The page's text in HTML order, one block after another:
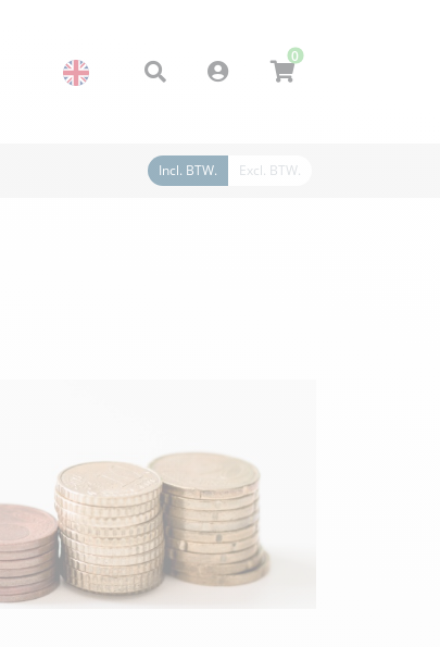
Account
0
Incl. BTW. Excl. BTW.